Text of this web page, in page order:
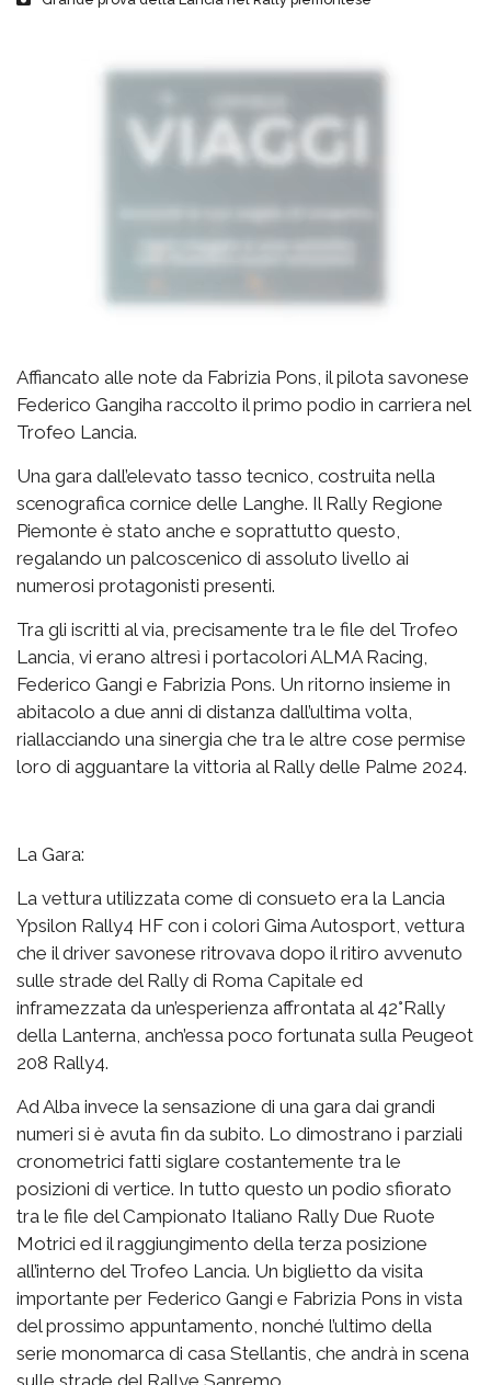
Affiancato alle note da Fabrizia Pons, il pilota savonese
Federico Gangiha raccolto il primo podio in carriera nel
Trofeo Lancia.
Una gara dall’elevato tasso tecnico, costruita nella
scenografica cornice delle Langhe. Il Rally Regione
Piemonte è stato anche e soprattutto questo,
regalando un palcoscenico di assoluto livello ai
numerosi protagonisti presenti.
Tra gli iscritti al via, precisamente tra le file del Trofeo
Lancia, vi erano altresì i portacolori ALMA Racing,
Federico Gangi e Fabrizia Pons. Un ritorno insieme in
abitacolo a due anni di distanza dall’ultima volta,
riallacciando una sinergia che tra le altre cose permise
loro di agguantare la vittoria al Rally delle Palme 2024.
La Gara:
La vettura utilizzata come di consueto era la Lancia
Ypsilon Rally4 HF con i colori Gima Autosport, vettura
che il driver savonese ritrovava dopo il ritiro avvenuto
sulle strade del Rally di Roma Capitale ed
inframezzata da un’esperienza affrontata al 42°Rally
della Lanterna, anch’essa poco fortunata sulla Peugeot
208 Rally4.
Ad Alba invece la sensazione di una gara dai grandi
numeri si è avuta fin da subito. Lo dimostrano i parziali
cronometrici fatti siglare costantemente tra le
posizioni di vertice. In tutto questo un podio sfiorato
tra le file del Campionato Italiano Rally Due Ruote
Motrici ed il raggiungimento della terza posizione
all’interno del Trofeo Lancia. Un biglietto da visita
importante per Federico Gangi e Fabrizia Pons in vista
del prossimo appuntamento, nonché l’ultimo della
serie monomarca di casa Stellantis, che andrà in scena